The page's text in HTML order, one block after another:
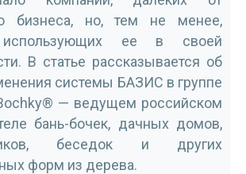
бизнеса, но, тем не менее,
ее в своей
В статье рассказывается об
системы БАЗИС в группе
— ведущем российском
бань-бочек, дачных домов,
беседок и других
форм из дерева.